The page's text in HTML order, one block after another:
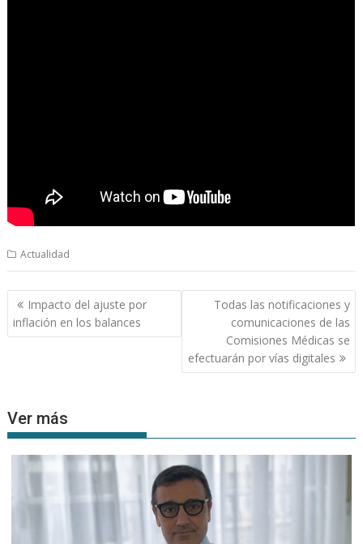
Actualidad
Navegación
de
entradas
Impacto del ajuste por
inflación en los balances
Todas las notificaciones y
comunicaciones de las
Comisiones Médicas se
efectuarán por vías digitales
Ver más